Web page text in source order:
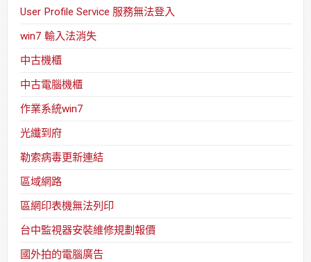
User Profile Service 服務無法登入
win7 輸入法消失
中古機櫃
中古電腦機櫃
作業系統win7
光纖到府
勒索病毒更新連結
區域網路
區網印表機無法列印
台中監視器安裝維修規劃報價
國外拍的電腦廣告